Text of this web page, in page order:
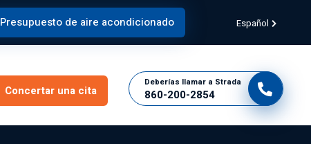
Presupuesto de aire acondicionado Español
Concertar una cita
Deberías llamar a Strada
860-200-2854